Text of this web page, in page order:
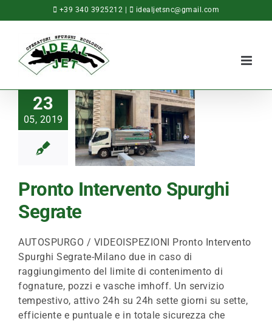
al
contenuto
+39 340 3925212 idealjetsnc@gmail.com
23
05, 2019
Spurghi Segrate
Pronto
Pronto Intervento Spurghi
Segrate
AUTOSPURGO / VIDEOISPEZIONI Pronto Intervento
Spurghi Segrate-Milano due in caso di
raggiungimento del limite di contenimento di
fognature, pozzi e vasche imhoff. Un servizio
tempestivo, attivo 24h su 24h sette giorni su sette,
efficiente e puntuale e in totale sicurezza che